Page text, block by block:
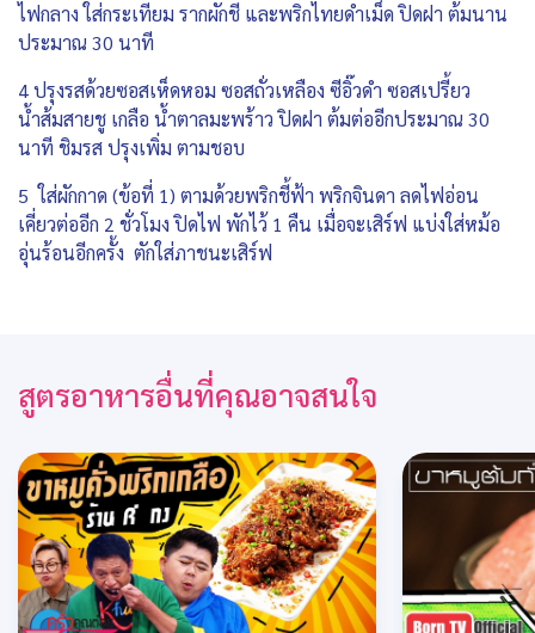
ไฟกลาง ใส่กระเทียม รากผักชี และพริกไทยดำเม็ด ปิดฝา ต้มนาน
ประมาณ 30 นาที
4 ปรุงรสด้วยซอสเห็ดหอม ซอสถั่วเหลือง ซีอิ๊วดำ ซอสเปรี้ยว
น้ำส้มสายชู เกลือ น้ำตาลมะพร้าว ปิดฝา ต้มต่ออีกประมาณ 30
นาที ชิมรส ปรุงเพิ่ม ตามชอบ
5 ใส่ผักกาด (ข้อที่ 1) ตามด้วยพริกชี้ฟ้า พริกจินดา ลดไฟอ่อน
เคี่ยวต่ออีก 2 ชั่วโมง ปิดไฟ พักไว้ 1 คืน เมื่อจะเสิร์ฟ แบ่งใส่หม้อ
อุ่นร้อนอีกครั้ง ตักใส่ภาชนะเสิร์ฟ
สูตรอาหารอื่นที่คุณอาจสนใจ